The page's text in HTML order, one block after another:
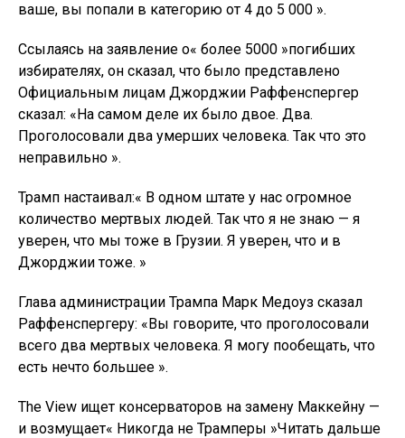
ваше, вы попали в категорию от 4 до 5 000 ».
Ссылаясь на заявление о« более 5000 »погибших
избирателях, он сказал, что было представлено
Официальным лицам Джорджии Раффенспергер
сказал: «На самом деле их было двое. Два.
Проголосовали два умерших человека. Так что это
неправильно ».
Трамп настаивал:« В одном штате у нас огромное
количество мертвых людей. Так что я не знаю — я
уверен, что мы тоже в Грузии. Я уверен, что и в
Джорджии тоже. »
Глава администрации Трампа Марк Медоуз сказал
Раффенспергеру: «Вы говорите, что проголосовали
всего два мертвых человека. Я могу пообещать, что
есть нечто большее ».
The View ищет консерваторов на замену Маккейну —
и возмущает« Никогда не Трамперы »Читать дальше